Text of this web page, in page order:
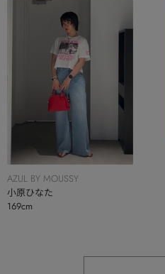
AZUL BY MOUSSY
小原ひなた
169cm